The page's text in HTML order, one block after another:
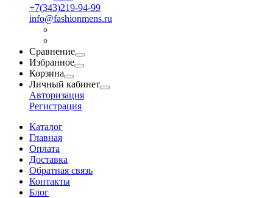
+7(343)219-94-99
info@fashionmens.ru
Сравнение
Избранное
Корзина
Личный кабинет
Авторизация
Регистрация
Каталог
Главная
Оплата
Доставка
Обратная связь
Контакты
Блог